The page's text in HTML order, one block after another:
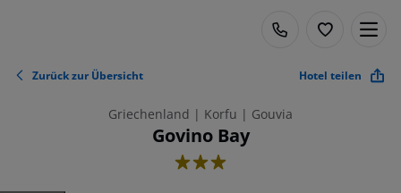
Zurück zur Übersicht Hotel teilen
Griechenland | Korfu | Gouvia
Govino Bay
3